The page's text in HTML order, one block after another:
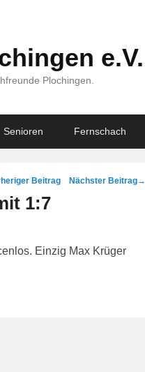
e.V.
Plochingen.
Senioren Fernschach
Beitrag Nächster Beitrag→
1:7
Einzig Max Krüger